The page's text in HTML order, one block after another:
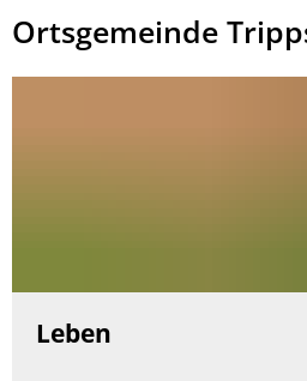
Ortsgemeinde
Trippstadt
Ortsgemeinde
Leben